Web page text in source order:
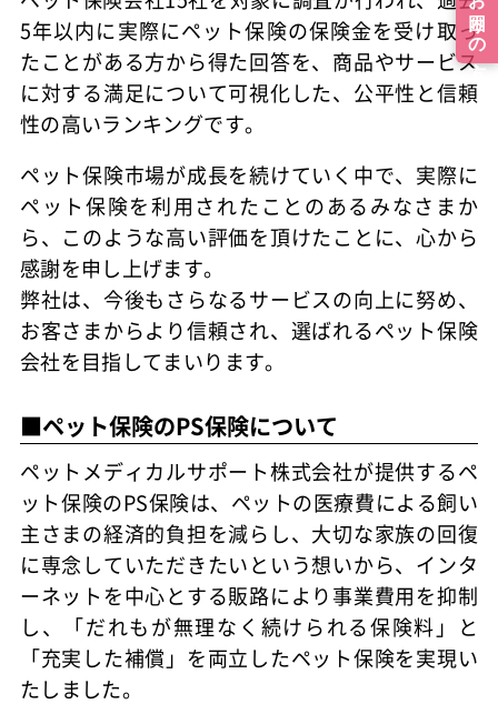
5年以内に実際にペット保険の保険金を受け取っ
たことがある方から得た回答を、商品やサービス
に対する満足について可視化した、公平性と信頼
性の高いランキングです。
ペット保険市場が成長を続けていく中で、実際に
ペット保険を利用されたことのあるみなさまか
ら、このような高い評価を頂けたことに、心から
感謝を申し上げます。
弊社は、今後もさらなるサービスの向上に努め、
お客さまからより信頼され、選ばれるペット保険
会社を目指してまいります。
■ペット保険のPS保険について
ペットメディカルサポート株式会社が提供するペ
ット保険のPS保険は、ペットの医療費による飼い
主さまの経済的負担を減らし、大切な家族の回復
に専念していただきたいという想いから、インタ
ーネットを中心とする販路により事業費用を抑制
し、「だれもが無理なく続けられる保険料」と
「充実した補償」を両立したペット保険を実現い
たしました。